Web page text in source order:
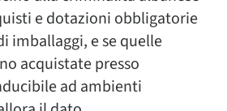
e dotazioni obbligatorie
imballaggi, e se quelle
acquistate presso
ad ambienti